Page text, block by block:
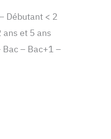
Débutant < 2
et 5 ans
– Bac+1 –